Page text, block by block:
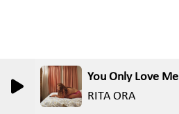
You Only Love Me
RITA ORA